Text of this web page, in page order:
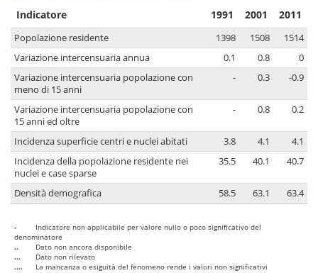
Indicatore 1991 2001 2011
Popolazione residente 1398 1508
1514
Variazione intercensuaria annua
0.1 0.8
0
Variazione intercensuaria popolazione con
meno di 15 anni
- 0.3 -0.9
Variazione intercensuaria popolazione con
15 anni ed oltre
- 0.8 0.2
Incidenza superficie centri e nuclei abitati 3.8 4.1
4.1
Incidenza della popolazione residente nei
nuclei e case sparse
35.5 40.1 40.7
Densità demografica 58.5 63.1 63.4
-
Indicatore non applicabile per valore nullo o poco significativo del
denominatore
..
Dato non ancora disponibile
...
Dato non rilevato
....
La mancanza o esiguità del fenomeno rende i valori non significativi